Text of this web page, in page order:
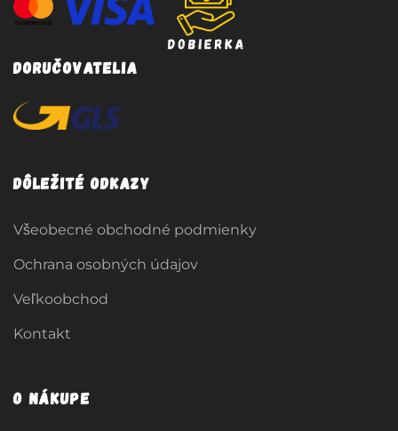
Doručovatelia
Dôležité odkazy
Všeobecné obchodné podmienky
Ochrana osobných údajov
Veľkoobchod
Kontakt
O nákupe